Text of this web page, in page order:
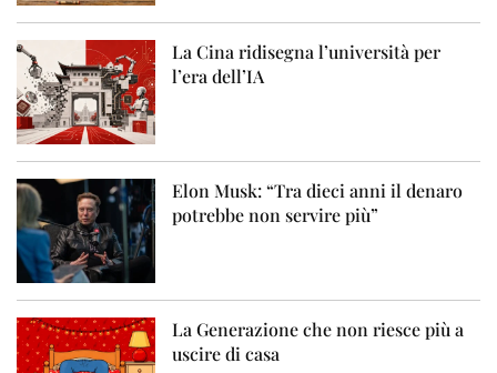
La Cina ridisegna l’università per
l’era dell’IA
Elon Musk: “Tra dieci anni il denaro
potrebbe non servire più”
La Generazione che non riesce più a
uscire di casa